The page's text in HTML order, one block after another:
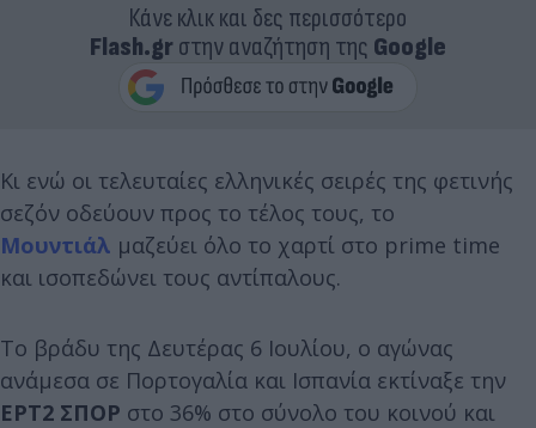
Κάνε κλικ και δες περισσότερο
Flash.grστην αναζήτηση της Google
Κι ενώ οι τελευταίες ελληνικές σειρές της φετινής
σεζόν οδεύουν προς το τέλος τους, το
Μουντιάλ μαζεύει όλο το χαρτί στο prime time
και ισοπεδώνει τους αντίπαλους.
Το βράδυ της Δευτέρας 6 Ιουλίου, ο αγώνας
ανάμεσα σε Πορτογαλία και Ισπανία εκτίναξε την
ΕΡΤ2 ΣΠΟΡ στο 36% στο σύνολο του κοινού και